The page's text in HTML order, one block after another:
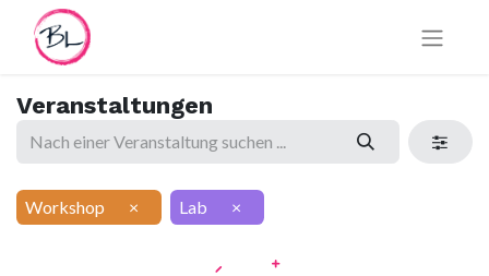
Veranstaltungen
Workshop × Lab ×